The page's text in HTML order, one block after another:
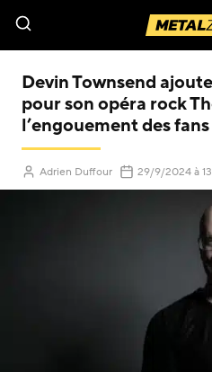
Devin Townsend
pour son opéra rock
l’engouement des fans
Adrien Duffour 29/9/2024à